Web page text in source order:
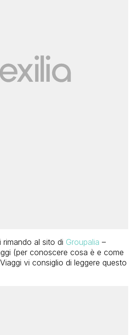
rimando al sito di Groupalia –
(per conoscere cosa è e come
vi consiglio di leggere questo